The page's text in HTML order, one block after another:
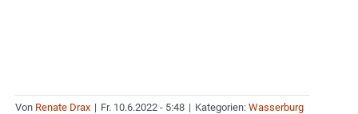
Von Renate Drax | Fr. 10.6.2022 - 5:48 | Kategorien: Wasserburg